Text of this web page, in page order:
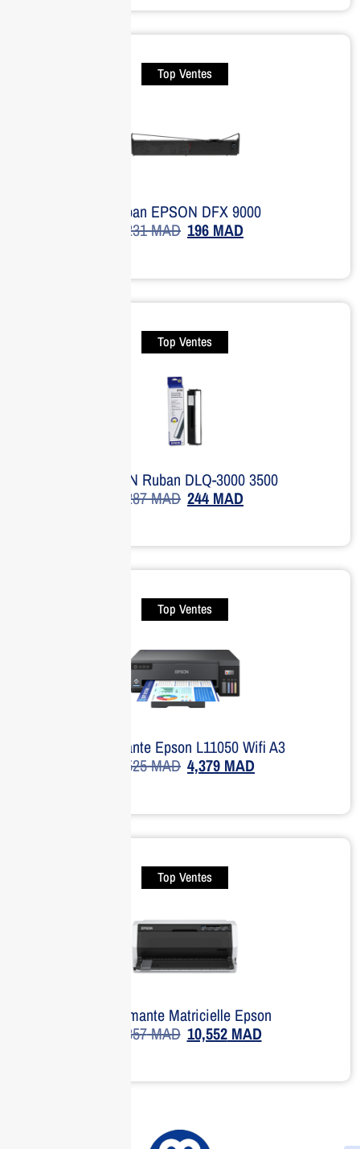
Top Ventes
Ruban EPSON DFX 9000
231MAD 196 MAD
Top Ventes
EPSON Ruban DLQ-3000 3500
287MAD 244 MAD
Top Ventes
Imprimante Epson L11050 Wifi A3
7,525MAD 4,379 MAD
Top Ventes
Imprimante Matricielle Epson
11,857MAD 10,552MAD